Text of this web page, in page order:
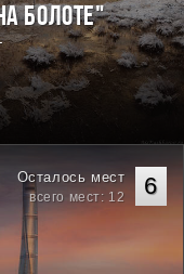
БОЛОТЕ"
6
Осталось мест
всего мест: 12